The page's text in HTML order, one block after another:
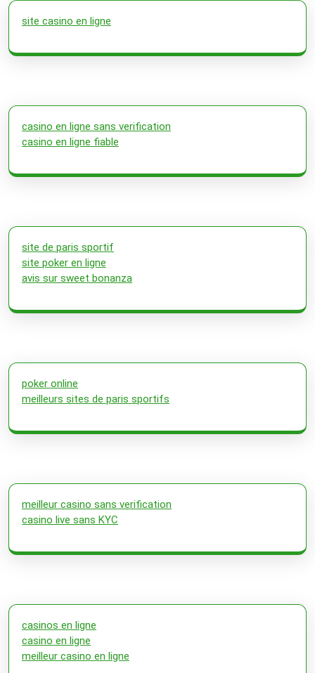
site casino en ligne
casino en ligne sans verification
casino en ligne fiable
site de paris sportif
site poker en ligne
avis sur sweet bonanza
poker online
meilleurs sites de paris sportifs
meilleur casino sans verification
casino live sans KYC
casinos en ligne
casino en ligne
meilleur casino en ligne